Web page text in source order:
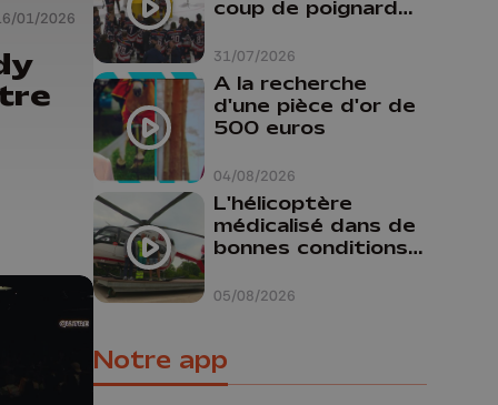
01/2026
31/07/2026
coup de poignard
04/08/2026
A la recherche
d'une pièce d'or de
500 euros
05/08/2026
L'hélicoptère
médicalisé dans de
bonnes conditions à
Notre app